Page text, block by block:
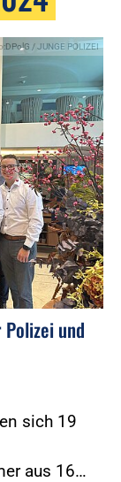
/ JUNGE POLIZEI
und
sich 19
aus 16…